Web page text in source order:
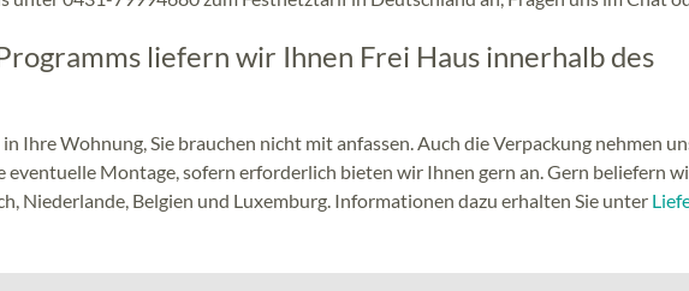
liefern wir Ihnen Frei Haus innerhalb des
Ihre Wohnung, Sie brauchen nicht mit anfassen. Auch die Verpackung nehmen
eventuelle Montage, sofern erforderlich bieten wir Ihnen gern an. Gern beliefern
Niederlande, Belgien und Luxemburg. Informationen dazu erhalten Sie unter